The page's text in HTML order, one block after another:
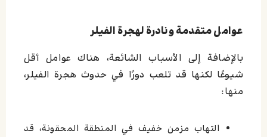
عوامل متقدمة ونادرة لهجرة الفيلر
بالإضافة إلى الأسباب الشائعة، هناك عوامل أقل
شيوعًا لكنها قد تلعب دورًا في حدوث هجرة الفيلر،
منها:
التهاب مزمن خفيف في المنطقة المحقونة، قد